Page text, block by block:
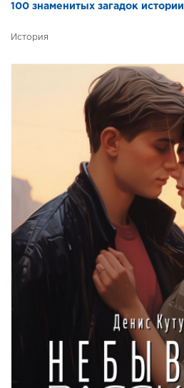
100 знаменитых загадок истории
История